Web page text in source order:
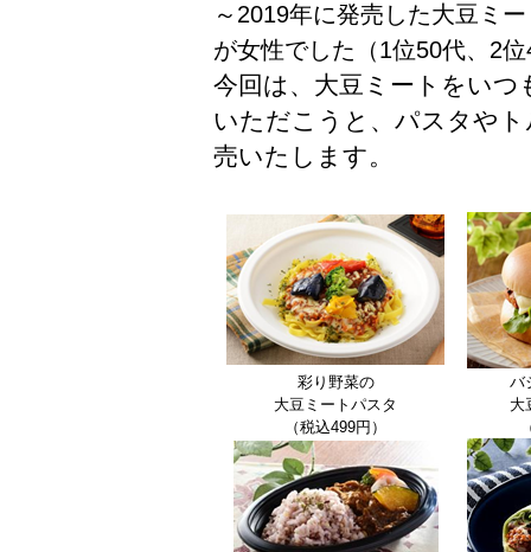
～2019年に発売した大豆ミ
が女性でした（1位50代、2
今回は、大豆ミートをい
いただこうと、パスタや
売いたします。
彩り野菜の
大豆ミートパスタ
（税込499円）
バ
大